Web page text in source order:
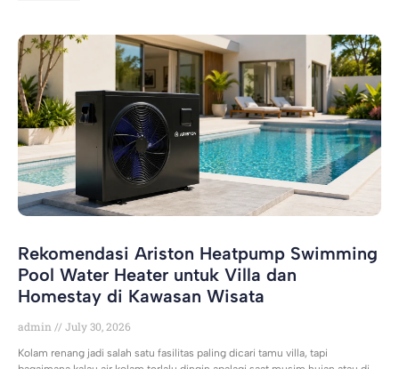
Rekomendasi Ariston Heatpump Swimming
Pool Water Heater untuk Villa dan
Homestay di Kawasan Wisata
admin July 30, 2026
Kolam renang jadi salah satu fasilitas paling dicari tamu villa, tapi